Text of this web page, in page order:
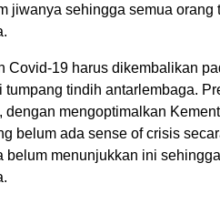
jiwanya sehingga semua orang
Covid-19 harus dikembalikan
tindih antarlembaga.
mengoptimalkan
belum ada sense of crisis
belum menunjukkan ini